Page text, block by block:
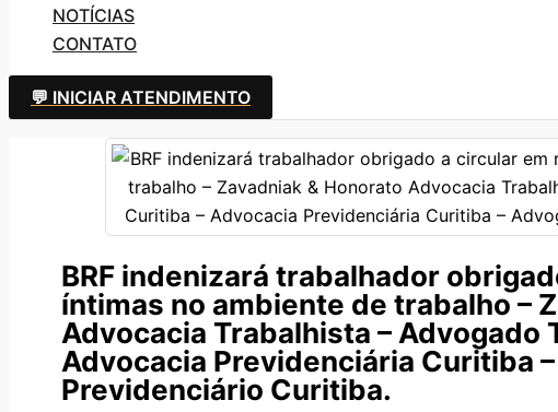
NOTÍCIAS
CONTATO
💬 INICIAR ATENDIMENTO
BRF indenizará trabalhador
íntimas no ambiente de trabalho –
Advocacia Trabalhista – Advogado
Advocacia Previdenciária Curitiba
Previdenciário Curitiba.